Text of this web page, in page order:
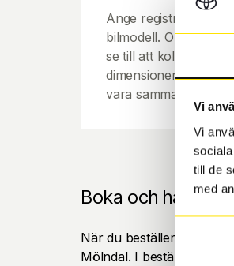
Vi
Vi
till de
med
Ange
bilmodell. Om du
se till att kolla en
dimensioner. Ibland
vara samma
Boka och hämta
När du beställer dina
Mölndal. I beställningen